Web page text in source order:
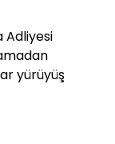
Adliyesi
yürüyüş